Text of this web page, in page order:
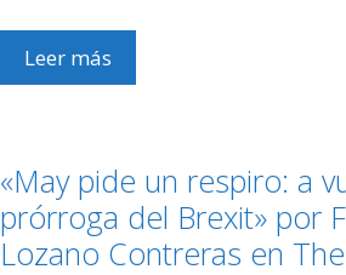
Leer más
«May pide un respiro: a
prórroga del Brexit» por
Lozano Contreras en